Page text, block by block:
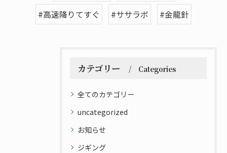
#高速降りてすぐ
#ササラボ #金龍針
カテゴリー Categories
全てのカテゴリー
uncategorized
お知らせ
ジギング